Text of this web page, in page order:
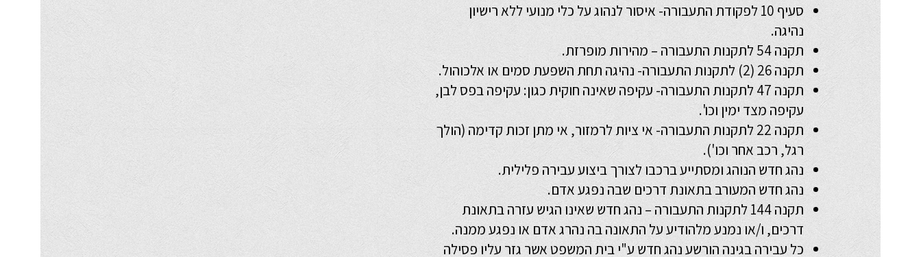
סעיף 10 לפקודת התעבורה- איסור לנהוג על כלי מנועי ללא רישיון
נהיגה.
תקנה 54 לתקנות התעבורה – מהירות מופרזת.
תקנה 26 (2) לתקנות התעבורה- נהיגה תחת השפעת סמים או אלכוהול.
תקנה 47 לתקנות התעבורה- עקיפה שאינה חוקית כגון: עקיפה בפס לבן,
עקיפה מצד ימין וכו'.
תקנה 22 לתקנות התעבורה- אי ציות לרמזור, אי מתן זכות קדימה (הולך
רגל, רכב אחר וכו').
נהג חדש הנוהג ומסתייע ברכבו לצורך ביצוע עבירה פלילית.
נהג חדש המעורב בתאונת דרכים שבה נפגע אדם.
תקנה 144 לתקנות התעבורה – נהג חדש שאינו הגיש עזרה בתאונת
דרכים, ו/או נמנע מלהודיע על התאונה בה נהרג אדם או נפגע ממנה.
כל עבירה בגינה הורשע נהג חדש ע"י בית המשפט אשר גזר עליו פסילה